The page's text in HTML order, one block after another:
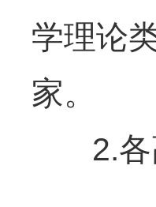
学理论
家。
2.各高